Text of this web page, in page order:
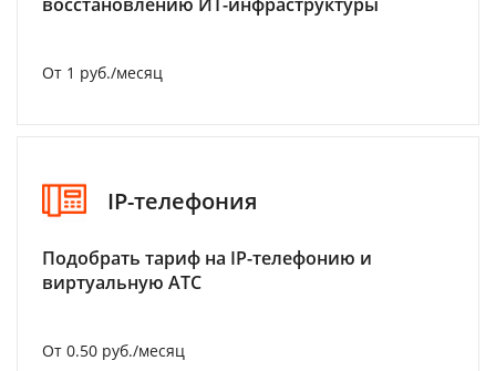
От 1 руб./месяц
IP-телефония
Подобрать тариф на IP-телефонию и
виртуальную АТС
От 0.50 руб./месяц